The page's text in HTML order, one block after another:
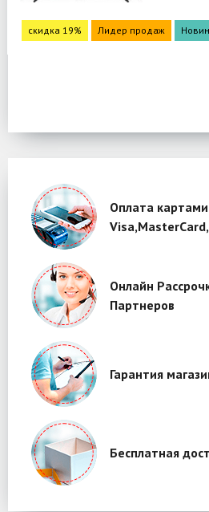
скидка 19% Лидер продаж
Оплата картами
Онлайн
Партнеров
Гарантия
Бесплатная